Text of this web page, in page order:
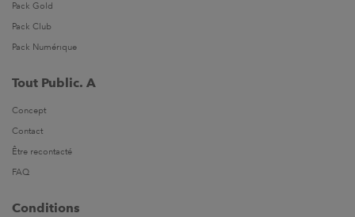
Pack Gold
Pack Club
Pack Numérique
Tout Public. A
Concept
Contact
Être recontacté
FAQ
Conditions